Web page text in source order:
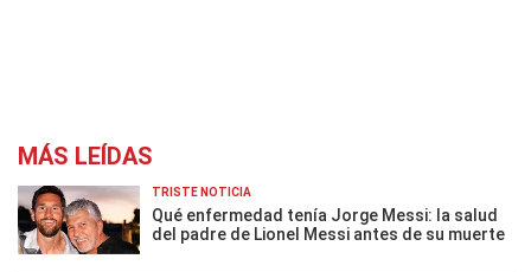
MÁS LEÍDAS
TRISTE NOTICIA
Qué enfermedad tenía Jorge Messi: la salud
del padre de Lionel Messi antes de su muerte